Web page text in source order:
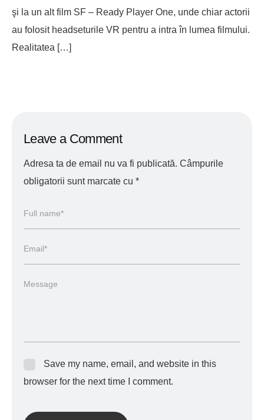
şi la un alt film SF – Ready Player One, unde chiar actorii
au folosit headseturile VR pentru a intra în lumea filmului.
Realitatea […]
Leave a Comment
Adresa ta de email nu va fi publicată. Câmpurile
obligatorii sunt marcate cu *
Save my name, email, and website in this
browser for the next time I comment.